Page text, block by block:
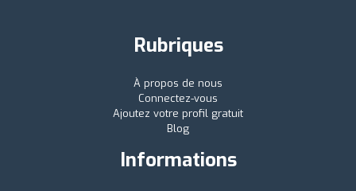
Rubriques
À propos de nous
Connectez-vous
Ajoutez votre profil gratuit
Blog
Informations